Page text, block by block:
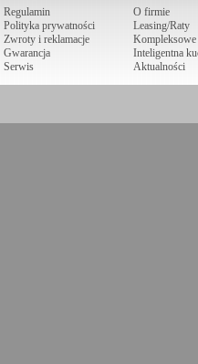
Regulamin
Polityka prywatności
Zwroty i reklamacje
Gwarancja
Serwis
O firmie
Leasing/Raty
Kompleksowe
Inteligentna
Aktualności